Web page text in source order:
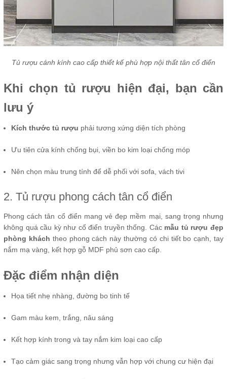
Tủ rượu cánh kính cao cấp thiết kế phù hợp nội thất tân cổ điển
Khi chọn tủ rượu hiện đại, bạn cần
lưu ý
Kích thước tủ rượu phải tương xứng diện tích phòng
Ưu tiên cửa kính chống bụi, viền bo kim loại chống móp
Nên chọn màu trung tính để dễ phối với sofa, vách tivi
2. Tủ rượu phong cách tân cổ điển
Phong cách tân cổ điển mang vẻ đẹp mềm mại, sang trọng nhưng
không quá cầu kỳ như cổ điển truyền thống. Các mẫu tủ rượu đẹp
phòng khách theo phong cách này thường có chi tiết bo cạnh, tay
nắm mạ vàng, kết hợp gỗ MDF phủ sơn cao cấp.
Đặc điểm nhận diện
Họa tiết nhẹ nhàng, đường bo tinh tế
Gam màu kem, trắng, nâu sáng
Kết hợp kính trong và tay nắm kim loại cao cấp
Tạo cảm giác sang trọng nhưng vẫn hợp với chung cư hiện đại